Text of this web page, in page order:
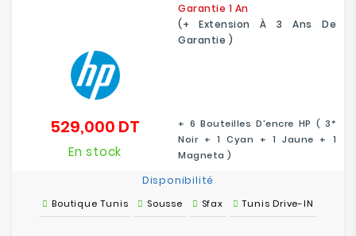
Garantie 1 An
(+ Extension À 3 Ans De
Garantie )
+ 6 Bouteilles D'encre HP ( 3*
Noir + 1 Cyan + 1 Jaune + 1
Magneta )
529,000 DT
En stock
Disponibilité
Boutique Tunis Sousse Sfax Tunis Drive-IN